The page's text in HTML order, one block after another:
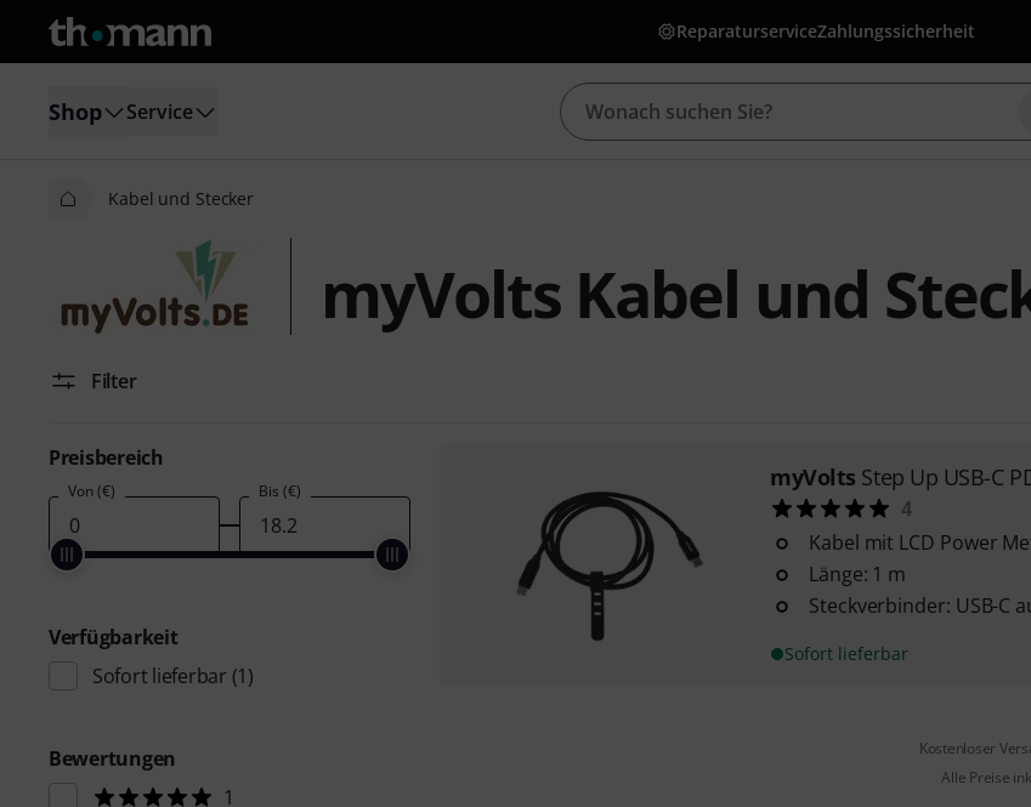
ReparaturserviceZahlungssicherheit
Shop Service
Kabel und Stecker
myVolts Kabel und
Filter
Preisbereich
Von (€) Bis (€)
Verfügbarkeit
Sofort lieferbar (1)
Bewertungen
1
myVolts Step Up USB-C
4
Kabel mit LCD Power
Länge: 1 m
Steckverbinder: USB-C
Sofort lieferbar
Kostenloser
Alle Preise